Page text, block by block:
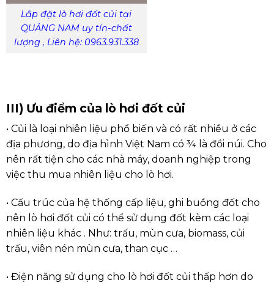
Lắp đặt lò hơi đốt củi tại
QUẢNG NAM uy tín-chất
lượng , Liên hệ: 0963.931.338
III) Ưu điểm của lò hơi đốt củi
• Củi là loại nhiên liệu phổ biến và có rất nhiều ở các
địa phương, do địa hình Việt Nam có ¾ là đồi núi. Cho
nên rất tiện cho các nhà máy, doanh nghiệp trong
việc thu mua nhiên liệu cho lò hơi.
• Cấu trúc của hệ thống cấp liệu, ghi buồng đốt cho
nên lò hơi đốt củi có thể sử dụng đốt kèm các loại
nhiên liệu khác . Như: trấu, mùn cưa, biomass, củi
trấu, viên nén mùn cưa, than cục …
• Điện năng sử dụng cho lò hơi đốt củi thấp hơn do